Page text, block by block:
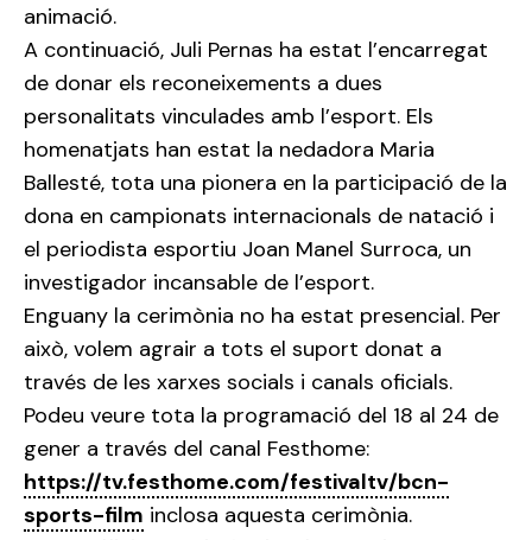
animació.
A continuació, Juli Pernas ha estat l’encarregat
de donar els reconeixements a dues
personalitats vinculades amb l’esport. Els
homenatjats han estat la nedadora Maria
Ballesté, tota una pionera en la participació de la
dona en campionats internacionals de natació i
el periodista esportiu Joan Manel Surroca, un
investigador incansable de l’esport.
Enguany la cerimònia no ha estat presencial. Per
això, volem agrair a tots el suport donat a
través de les xarxes socials i canals oficials.
Podeu veure tota la programació del 18 al 24 de
gener a través del canal Festhome:
https://tv.festhome.com/festivaltv/bcn-
sports-film inclosa aquesta cerimònia.